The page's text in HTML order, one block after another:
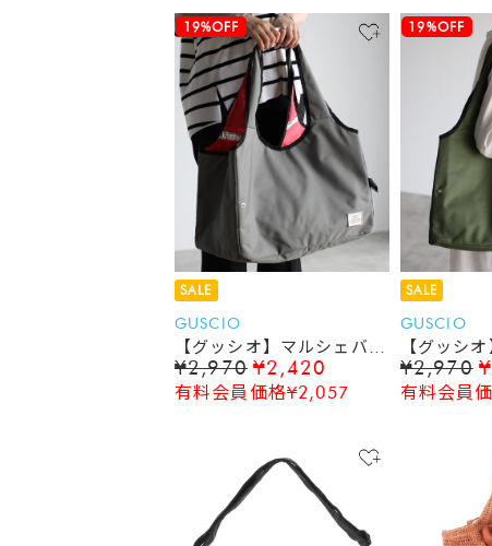
19%OFF
SALE
GUSCIO
【グッシオ】マルシェバッ
グ エコバッグ ショッピ
ングバッグ 保冷保温 ト
¥2,970 ¥2,420
有料会員価格¥2,057
19%OFF
SALE
GUSCIO
【グッシ
グ エコバ
ングバッ
¥2,970
有料会員